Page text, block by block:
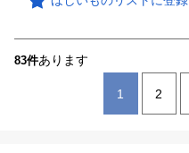
83件あります
1 2